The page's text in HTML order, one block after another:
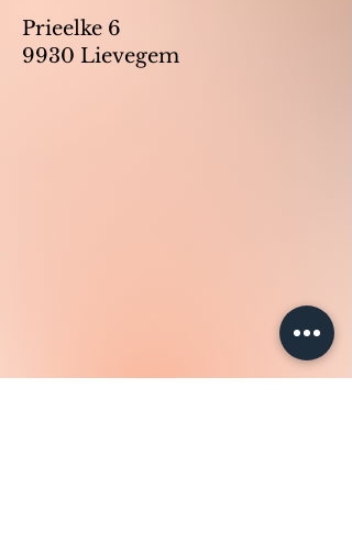
Prieelke 6
9930 Lievegem